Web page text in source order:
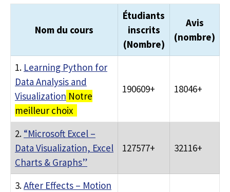
Nom du cours
Étudiants
inscrits
(Nombre)
Avis
(nombre)
1. Learning Python for
Data Analysis and
Visualization Notre
meilleur choix
190609+ 18046+
2. “Microsoft Excel –
Data Visualization, Excel
Charts & Graphs”
127577+ 32116+
3.After Effects – Motion